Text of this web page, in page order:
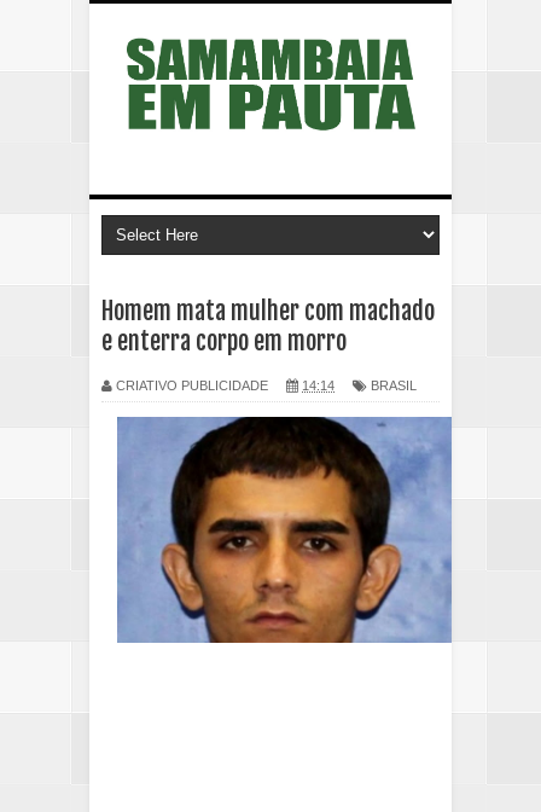
Homem mata mulher com machado
e enterra corpo em morro
CRIATIVO PUBLICIDADE 14:14 BRASIL